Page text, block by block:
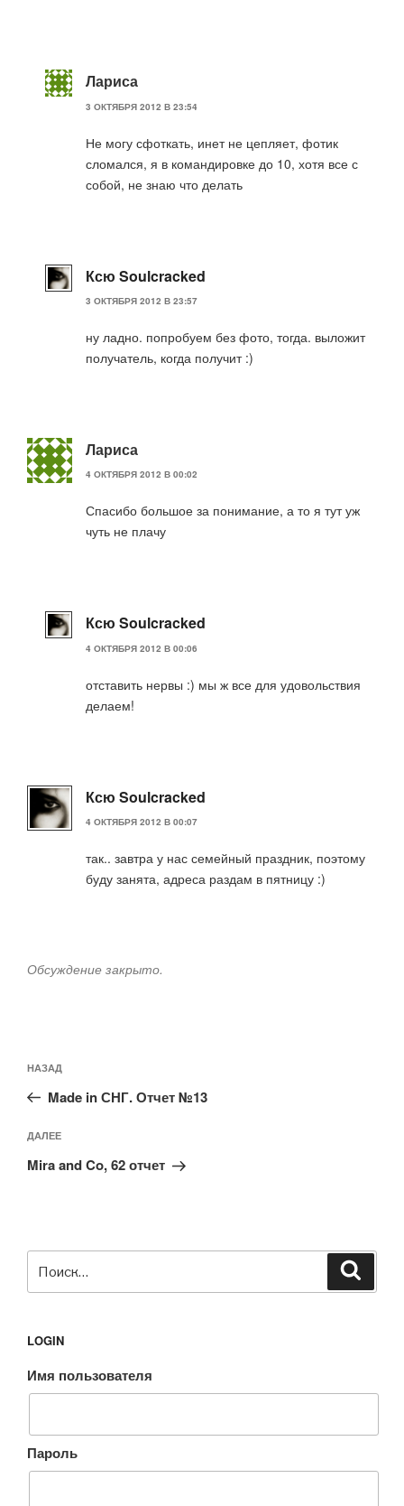
Лариса
3 ОКТЯБРЯ 2012 В 23:54
Не могу сфоткать, инет не цепляет, фотик
сломался, я в командировке до 10, хотя все с
собой, не знаю что делать
Ксю Soulcracked
3 ОКТЯБРЯ 2012 В 23:57
ну ладно. попробуем без фото, тогда. выложит
получатель, когда получит :)
Лариса
4 ОКТЯБРЯ 2012 В 00:02
Спасибо большое за понимание, а то я тут уж
чуть не плачу
Ксю Soulcracked
4 ОКТЯБРЯ 2012 В 00:06
отставить нервы :) мы ж все для удовольствия
делаем!
Ксю Soulcracked
4 ОКТЯБРЯ 2012 В 00:07
так.. завтра у нас семейный праздник, поэтому
буду занята, адреса раздам в пятницу :)
Обсуждение закрыто.
по
записям
Предыдущая
запись:
НАЗАД
Made in СНГ. Отчет №13
Следующая
запись
ДАЛЕЕ
Mira and Co, 62 отчет
LOGIN
Имя пользователя
Пароль